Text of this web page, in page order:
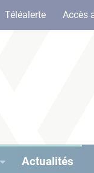
Téléalerte Accès
Actualités